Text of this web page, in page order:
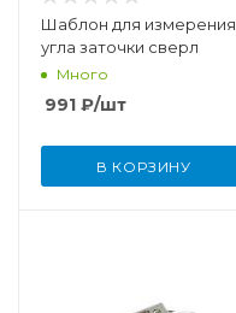
Шаблон для измерения
угла заточки сверл
Много
991 ₽/шт
В КОРЗИНУ